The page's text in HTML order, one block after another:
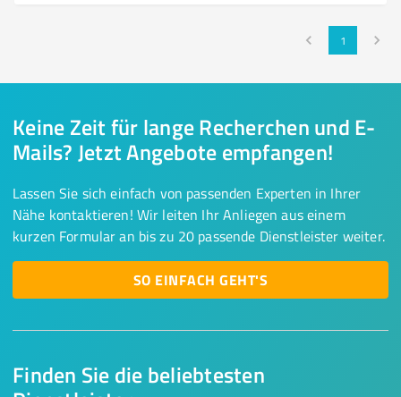
1
Finden Sie die beliebtesten
Keine Zeit für lange Recherchen und E-
Mails? Jetzt Angebote empfangen!
Lassen Sie sich einfach von passenden Experten in Ihrer
Nähe kontaktieren! Wir leiten Ihr Anliegen aus einem
kurzen Formular an bis zu 20 passende Dienstleister weiter.
SO EINFACH GEHT'S